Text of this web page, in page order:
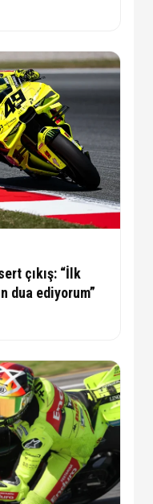
çıkış: “İlk
dua ediyorum”